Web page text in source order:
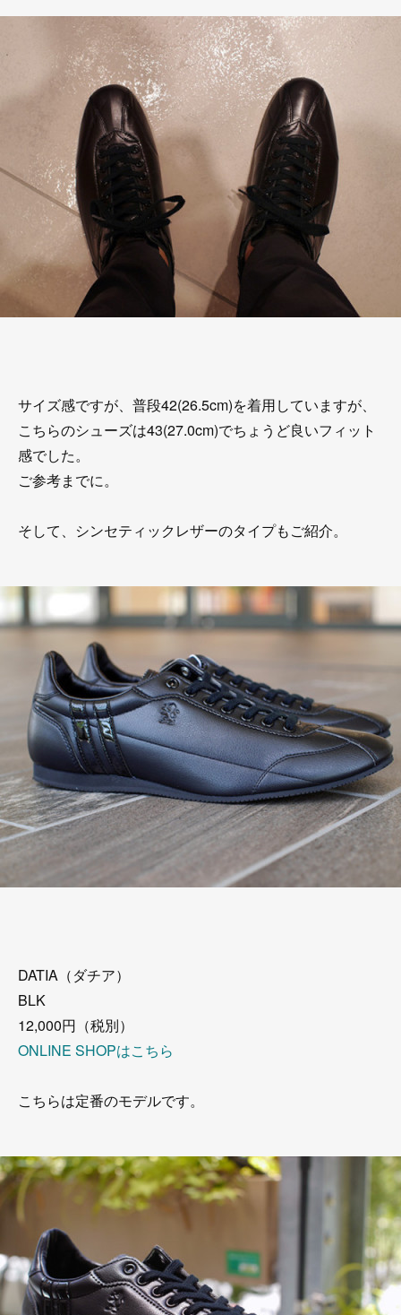
サイズ感ですが、普段42(26.5cm)を着用していますが、
こちらのシューズは43(27.0cm)でちょうど良いフィット
感でした。
ご参考までに。
そして、シンセティックレザーのタイプもご紹介。
DATIA（ダチア）
BLK
12,000円（税別）
ONLINE SHOPはこちら
こちらは定番のモデルです。